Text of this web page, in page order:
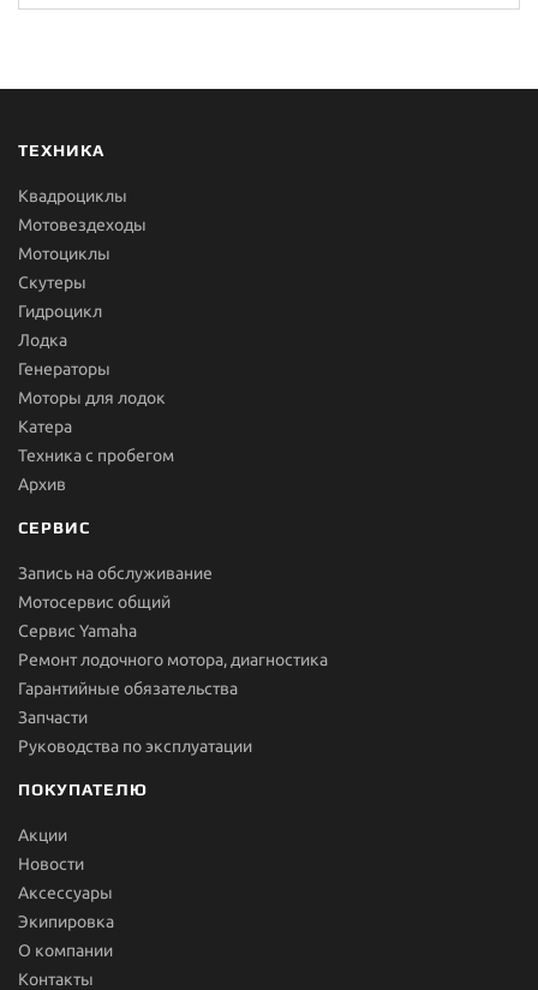
ТЕХНИКА
Квадроциклы
Мотовездеходы
Мотоциклы
Скутеры
Гидроцикл
Лодка
Генераторы
Моторы для лодок
Катера
Техника с пробегом
Архив
СЕРВИС
Запись на обслуживание
Мотосервис общий
Сервис Yamaha
Ремонт лодочного мотора, диагностика
Гарантийные обязательства
Запчасти
Руководства по эксплуатации
ПОКУПАТЕЛЮ
Акции
Новости
Aксессуары
Экипировка
О компании
Контакты